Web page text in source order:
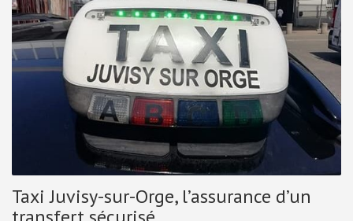
Taxi Juvisy-sur-Orge, l’assurance d’un